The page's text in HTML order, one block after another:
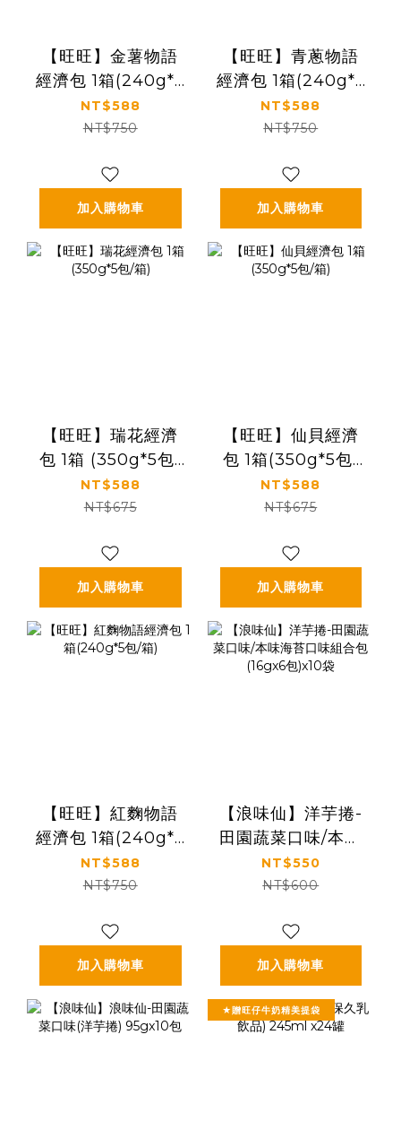
【旺旺】金薯物語
經濟包 1箱(240g*5
包/箱)
NT$588
NT$750
加入購物車
【旺旺】青蔥物語
經濟包 1箱(240g*5
包/箱)
NT$588
NT$750
加入購物車
【旺旺】瑞花經濟
包 1箱 (350g*5包/
箱)
NT$588
NT$675
加入購物車
【旺旺】仙貝經濟
包 1箱(350g*5包/
箱)
NT$588
NT$675
加入購物車
【旺旺】紅麴物語
經濟包 1箱(240g*5
包/箱)
NT$588
NT$750
加入購物車
【浪味仙】洋芋捲-
田園蔬菜口味/本味
海苔口味組合包
(16gx6包)x10袋
NT$550
NT$600
加入購物車
★贈旺仔牛奶精美提袋